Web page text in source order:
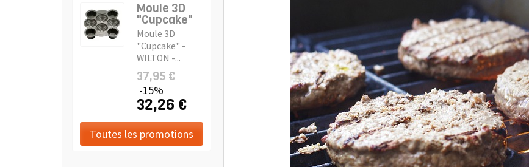
Moule 3D
"Cupcake"
Moule 3D
"Cupcake" -
WILTON -...
37,95 €
-15%
32,26 €
Toutes les promotions